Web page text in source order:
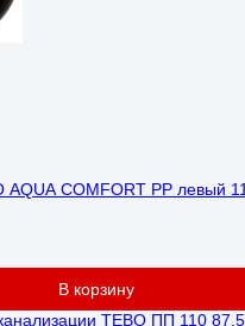
AQUA COMFORT PP левый
В корзину